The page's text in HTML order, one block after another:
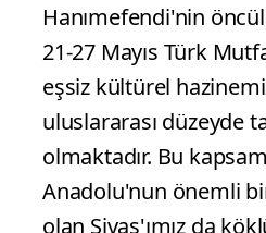
Hanımefendi'nin
21-27 Mayıs Türk
eşsiz kültürel
uluslararası düzeyde
olmaktadır. Bu
Anadolu'nun önemli
olan Sivas'ımız da